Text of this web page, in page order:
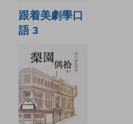
跟着美劇學口
語 3